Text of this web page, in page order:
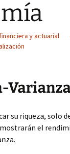
y actuarial
su riqueza, solo
el